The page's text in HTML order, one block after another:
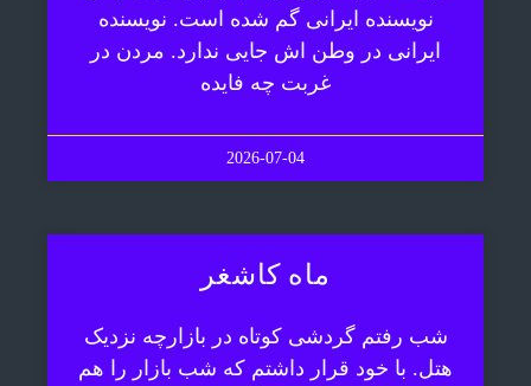
نویسنده ایرانی گم شده است. نویسنده
ایرانی در وطن اش جایی ندارد. مردن در
غربت چه فایده
2026-07-04
ماه کاشغر
شب رفتم گردشی کوتاه در بازارچه نزدیک
هتل. با خود قرار داشتم که شب بازار را هم